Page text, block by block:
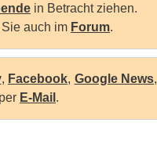
in Betracht ziehen.
auch im Forum.
, Facebook, Google News,
E-Mail .